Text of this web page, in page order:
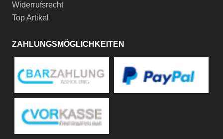
Widerrufsrecht
Top Artikel
ZAHLUNGSMÖGLICHKEITEN